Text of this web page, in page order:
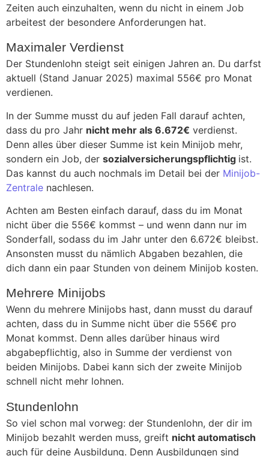
Zeiten auch einzuhalten, wenn du nicht in einem Job
arbeitest der besondere Anforderungen hat.
Maximaler Verdienst
Der Stundenlohn steigt seit einigen Jahren an. Du darfst
aktuell (Stand Januar 2025) maximal 556€ pro Monat
verdienen.
In der Summe musst du auf jeden Fall darauf achten,
dass du pro Jahr nicht mehr als 6.672€ verdienst.
Denn alles über dieser Summe ist kein Minijob mehr,
sondern ein Job, der sozialversicherungspflichtig ist.
Das kannst du auch nochmals im Detail bei der Minijob-
Zentrale nachlesen.
Achten am Besten einfach darauf, dass du im Monat
nicht über die 556€ kommst – und wenn dann nur im
Sonderfall, sodass du im Jahr unter den 6.672€ bleibst.
Ansonsten musst du nämlich Abgaben bezahlen, die
dich dann ein paar Stunden von deinem Minijob kosten.
Mehrere Minijobs
Wenn du mehrere Minijobs hast, dann musst du darauf
achten, dass du in Summe nicht über die 556€ pro
Monat kommst. Denn alles darüber hinaus wird
abgabepflichtig, also in Summe der verdienst von
beiden Minijobs. Dabei kann sich der zweite Minijob
schnell nicht mehr lohnen.
Stundenlohn
So viel schon mal vorweg: der Stundenlohn, der dir im
Minijob bezahlt werden muss, greift nicht automatisch
auch für deine Ausbildung. Denn Ausbildungen sind